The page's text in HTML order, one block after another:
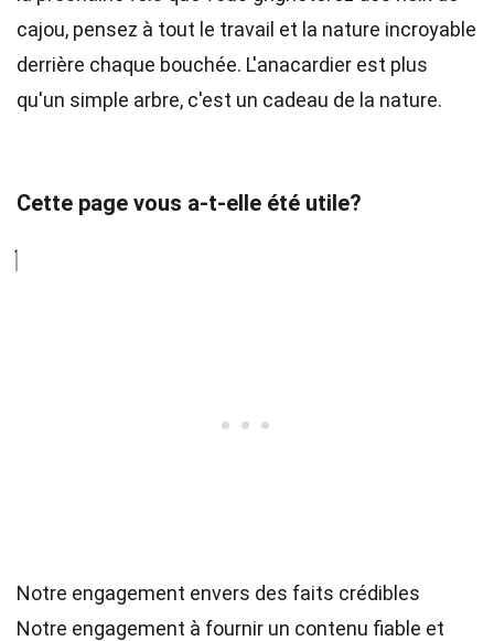
cajou, pensez à tout le travail et la nature incroyable
derrière chaque bouchée. L'anacardier est plus
qu'un simple arbre, c'est un cadeau de la nature.
Cette page vous a-t-elle été utile?
Notre engagement envers des faits crédibles
Notre engagement à fournir un contenu fiable et